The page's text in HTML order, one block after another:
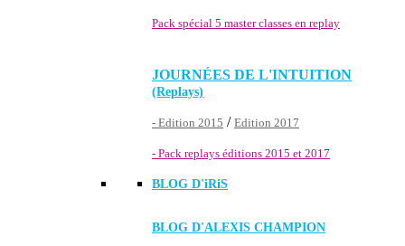
Pack spécial 5 master classes en replay
JOURNÉES DE L'INTUITION
(Replays)
- Edition 2015 / Edition 2017
- Pack replays éditions 2015 et 2017
BLOG D'iRiS
BLOG D'ALEXIS CHAMPION